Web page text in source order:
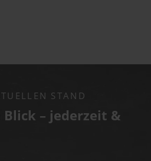
STAND
– jederzeit &